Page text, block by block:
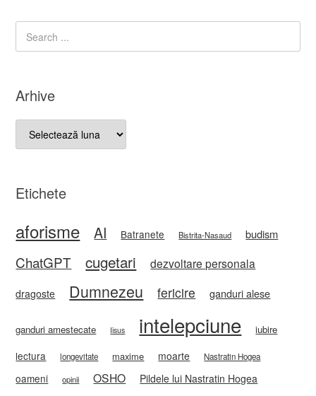
Arhive
Arhive
Etichete
aforisme AI Batranete Bistrita-Nasaud budism
ChatGPT cugetari dezvoltare personala
dragoste Dumnezeu fericire ganduri alese
ganduri amestecate Iisus intelepciune iubire
lectura longevitate maxime moarte Nastratin Hogea
oameni opinii OSHO Pildele lui Nastratin Hogea